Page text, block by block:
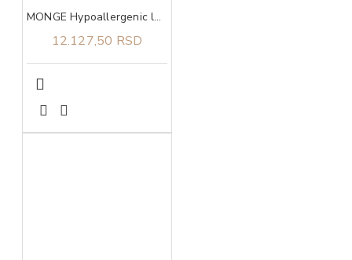
MONGE Hypoallergenic losos I tunjevina za sve rase adult 12kg
12.127,50 RSD